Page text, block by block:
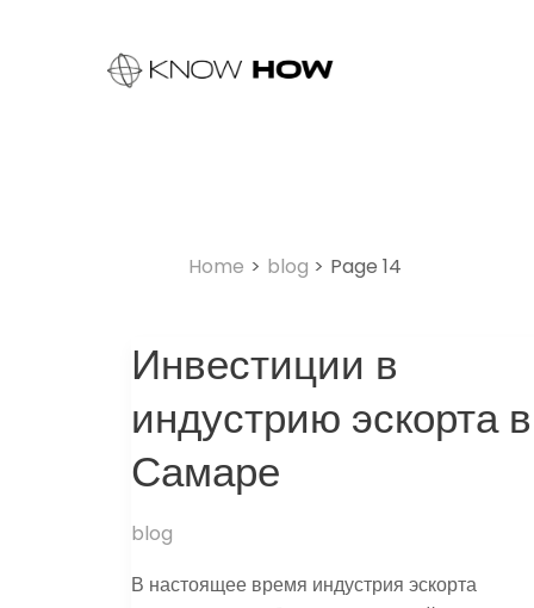
Home blog Page 14
Инвестиции в
индустрию эскорта в
Самаре
blog
В настоящее время индустрия эскорта
Инвестиции
в
индустрию
эскорта
в